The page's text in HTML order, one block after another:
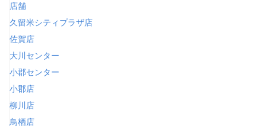
店舗
久留米シティプラザ店
佐賀店
大川センター
小郡センター
小郡店
柳川店
鳥栖店